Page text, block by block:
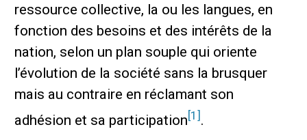
ressource collective, la ou les langues, en
fonction des besoins et des intérêts de la
nation, selon un plan souple qui oriente
l’évolution de la société sans la brusquer
mais au contraire en réclamant son
adhésion et sa participation[1] .